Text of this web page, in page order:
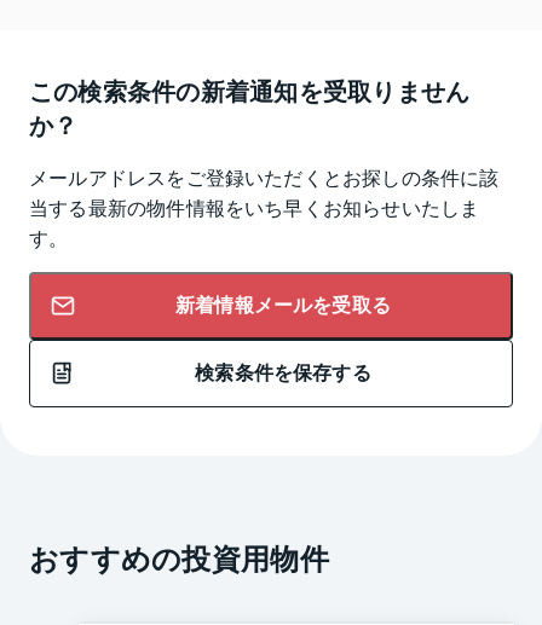
この検索条件の新着通知を受取りません
か？
メールアドレスをご登録いただくとお探しの条件に該
当する最新の物件情報をいち早くお知らせいたしま
す。
新着情報メールを受取る
検索条件を保存する
おすすめの投資用物件